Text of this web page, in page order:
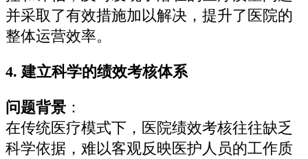
并采取了有效措施加以解决，提升了医院的
整体运营效率。
4. 建立科学的绩效考核体系
问题背景 ：
在传统医疗模式下，医院绩效考核往往缺乏
科学依据，难以客观反映医护人员的工作质